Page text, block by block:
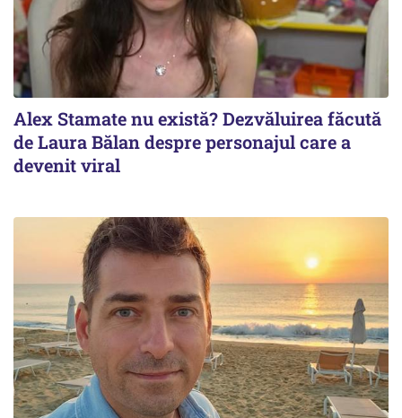
Alex Stamate nu există? Dezvăluirea făcută
de Laura Bălan despre personajul care a
devenit viral